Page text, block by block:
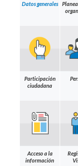
Datos generales
Participación
ciudadana
Acceso a la
información